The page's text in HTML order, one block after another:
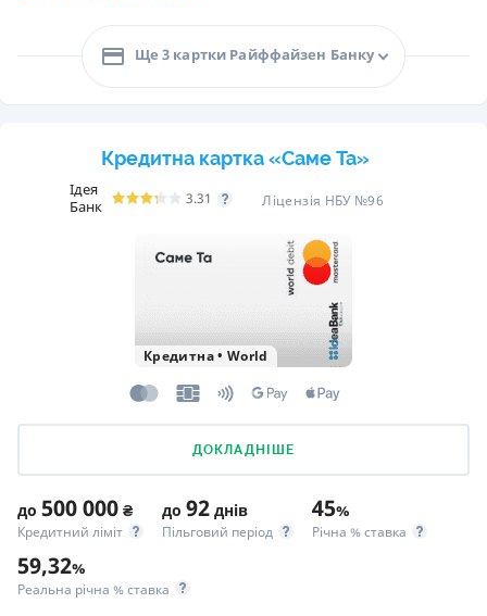
Ще 3 картки Райффайзен Банку
Кредитна картка «Саме Та»
Ідея
Банк
3.31 Ліцензія НБУ №96
Кредитна• World
ДОКЛАДНІШЕ
до 500 000 ₴
Кредитний ліміт
до 92 днів
Пільговий період
45%
Річна % ставка
59,32%
Реальна річна % ставка